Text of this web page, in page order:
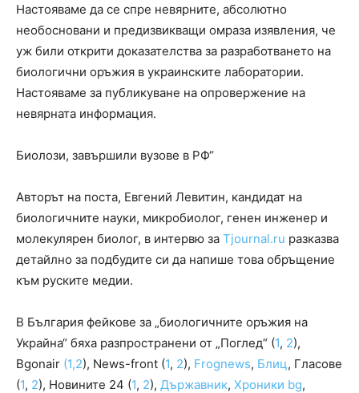
Настояваме да се спре невярните, абсолютно
необосновани и предизвикващи омраза изявления, че
уж били открити доказателства за разработването на
биологични оръжия в украинските лаборатории.
Настояваме за публикуване на опровержение на
невярната информация.
Биолози, завършили вузове в РФ“
Авторът на поста, Евгений Левитин, кандидат на
биологичните науки, микробиолог, генен инженер и
молекулярен биолог, в интервю за Тjournal.ru разказва
детайлно за подбудите си да напише това обръщение
към руските медии.
В България фейкове за „биологичните оръжия на
Украйна“ бяха разпространени от „Поглед“ (1, 2),
Вgonair (1,2), News-front (1, 2), Frognews, Блиц, Гласове
(1, 2), Новините 24 (1, 2), Държавник, Хроники bg,